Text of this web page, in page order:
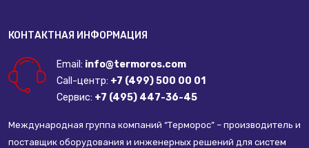
КОНТАКТНАЯ ИНФОРМАЦИЯ
Email: info@termoros.com
Call-центр: +7 (499) 500 00 01
Сервис: +7 (495) 447-36-45
Международная группа компаний “Терморос” – производитель и
поставщик оборудования и инженерных решений для систем